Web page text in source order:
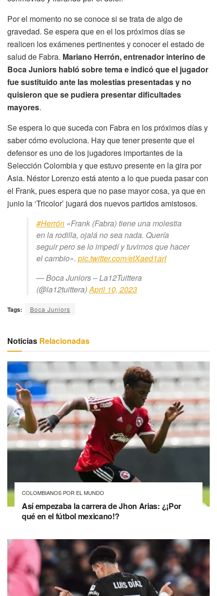
Por el momento no se conoce si se trata de algo de
gravedad. Se espera que en el los próximos días se
realicen los exámenes pertinentes y conocer el estado de
salud de Fabra. Mariano Herrón, entrenador interino de
Boca Juniors habló sobre tema e indicó que el jugador
fue sustituido ante las molestias presentadas y no
quisieron que se pudiera presentar dificultades
mayores.
Se espera lo que suceda con Fabra en los próximos días y
saber cómo evoluciona. Hay que tener presente que el
defensor es uno de los jugadores importantes de la
Selección Colombia y que estuvo presente en la gira por
Asia. Néstor Lorenzo está atento a lo que pueda pasar con
el Frank, pues espera que no pase mayor cosa, ya que en
junio la ‘Tricolor’ jugará dos nuevos partidos amistosos.
#Herrón «Frank (Fabra) tiene una molestia
en la rodilla, ojalá no sea nada. Quería
seguir pero se lo impedí y tuvimos que hacer
el cambio». pic.twitter.com/etXaed1arI
— Boca Juniors – La12Tuittera
(@la12tuittera)April 10, 2023
Tags: Boca Juniors
Noticias Relacionadas
COLOMBIANOS POR EL MUNDO
Así empezaba la carrera de Jhon Arias: ¿¡Por
qué en el fútbol mexicano!?